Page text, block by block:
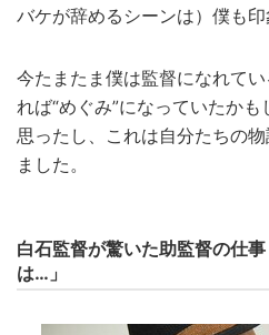
バケが辞めるシーンは）僕も印
今たまたま僕は監督になれて
れば“めぐみ”になっていたか
思ったし、これは自分たちの
ました。
白石監督が驚いた助監督の仕
は…」